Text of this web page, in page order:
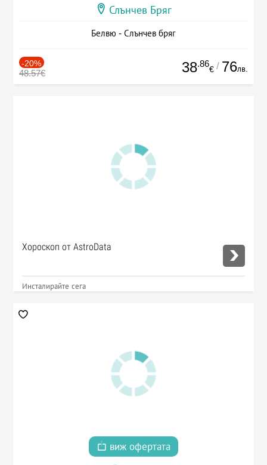
Слънчев Бряг
Белвю - Слънчев бряг
-20%
48.57€ 38.86
€ / 76лв.
Хороскоп от AstroData
Инсталирайте сега
виж офертата